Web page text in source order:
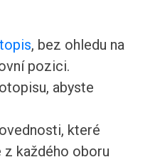
, bez ohledu na
pozici.
abyste
které
každého oboru